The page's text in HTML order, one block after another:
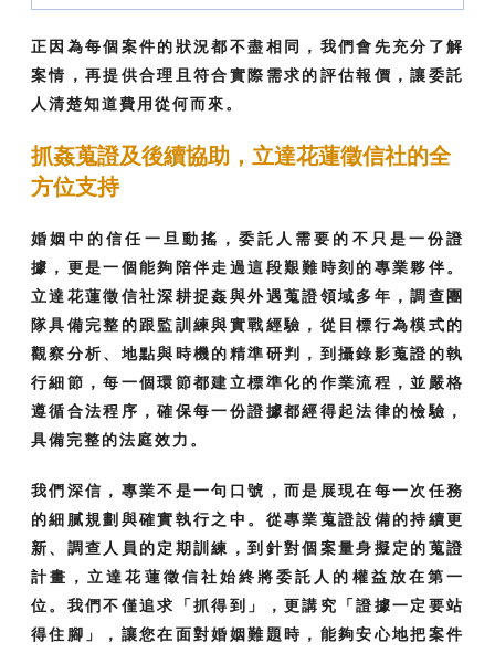
正因為每個案件的狀況都不盡相同，我們會先充分了解
案情，再提供合理且符合實際需求的評估報價，讓委託
人清楚知道費用從何而來。
抓姦蒐證及後續協助，立達花蓮徵信社的全
方位支持
婚姻中的信任一旦動搖，委託人需要的不只是一份證
據，更是一個能夠陪伴走過這段艱難時刻的專業夥伴。
立達花蓮徵信社深耕捉姦與外遇蒐證領域多年，調查團
隊具備完整的跟監訓練與實戰經驗，從目標行為模式的
觀察分析、地點與時機的精準研判，到攝錄影蒐證的執
行細節，每一個環節都建立標準化的作業流程，並嚴格
遵循合法程序，確保每一份證據都經得起法律的檢驗，
具備完整的法庭效力。
我們深信，專業不是一句口號，而是展現在每一次任務
的細膩規劃與確實執行之中。從專業蒐證設備的持續更
新、調查人員的定期訓練，到針對個案量身擬定的蒐證
計畫，立達花蓮徵信社始終將委託人的權益放在第一
位。我們不僅追求「抓得到」，更講究「證據一定要站
得住腳」，讓您在面對婚姻難題時，能夠安心地把案件